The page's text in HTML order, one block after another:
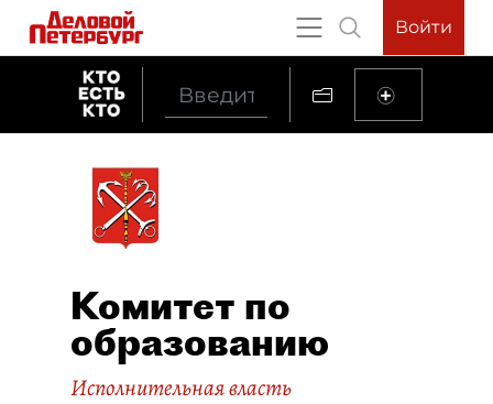
Войти
Комитет по
образованию
Исполнительная власть